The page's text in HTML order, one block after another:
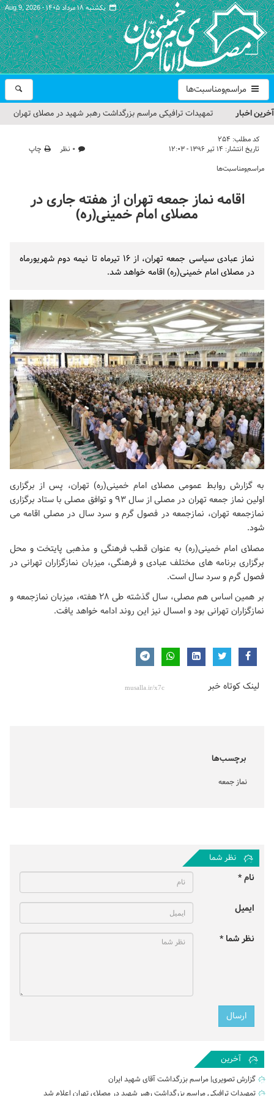
یکشنبه ۱۸ مرداد ۱۴۰۵ - Aug 9, 2026
مراسم‌ومناسبت‌ها
آخرین اخبار
تمهیدات ترافیکی مراسم بزرگداشت رهبر شهید در مصلای تهران
حجت‌الاسلام حاج علی‌اکبری؛ خطیب این هفته نماز جمعه تهران
معظم انقلاب
گزارش تصویری| مراسم نماز بر پیکر امام شهید انقلاب اسلامی ایران
کد مطلب: 254
تاریخ انتشار: ۱۴ تیر ۱۳۹۶ - ۱۲:۰۳ ۰ نظر
چاپ
مراسم‌ومناسبت‌ها
اقامه نماز جمعه تهران از هفته جاری در
مصلای امام خمینی(ره)
نماز عبادی سیاسی جمعه تهران، از ۱۶ تیرماه تا نیمه دوم شهریورماه
در مصلای امام خمینی(ره) اقامه خواهد شد.
به گزارش روابط عمومی مصلای امام خمینی(ره) تهران، پس از برگزاری
اولین نماز جمعه تهران در مصلی از سال ۹۳ و توافق مصلی با ستاد برگزاری
نمازجمعه تهران، نمازجمعه در فصول گرم و سرد سال در مصلی اقامه می
شود.
مصلای امام خمینی(ره) به عنوان قطب فرهنگی و مذهبی پایتخت و محل
برگزاری برنامه های مختلف عبادی و فرهنگی، میزبان نمازگزاران تهرانی در
فصول گرم و سرد سال است.
بر همین اساس هم مصلی، سال گذشته طی ۲۸ هفته، میزبان نمازجمعه و
نمازگزاران تهرانی بود و امسال نیز این روند ادامه خواهد یافت.
لینک کوتاه خبر
برچسب‌ها
نماز جمعه
نظر شما
نام *
ایمیل
نظر شما *
آخرین
گزارش تصویری| مراسم بزرگداشت آقای شهید ایران